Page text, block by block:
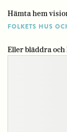
Hämta hem
FOLKETS HUS
Eller bläddra